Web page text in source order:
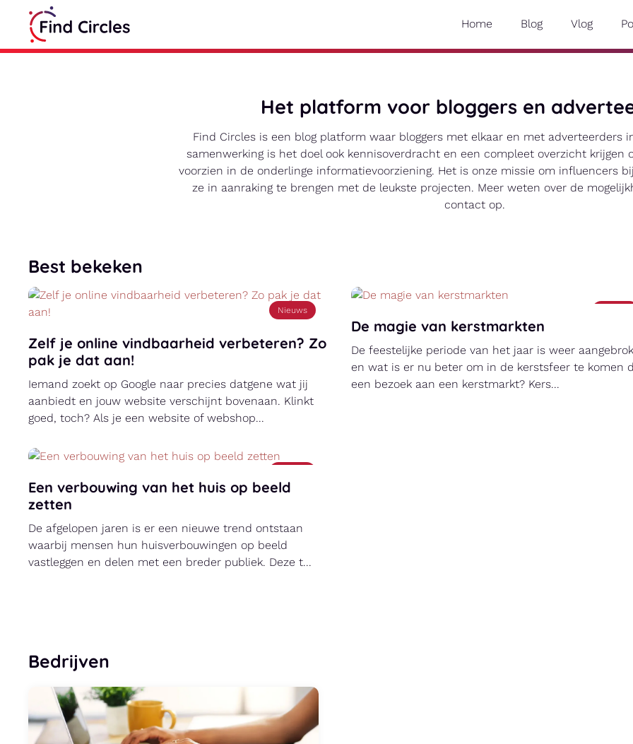
Home Blog Vlog
Het platform voor bloggers en
Find Circles is een blog platform waar bloggers met elkaar en met adverteerders
samenwerking is het doel ook kennisoverdracht en een compleet overzicht krijgen
voorzien in de onderlinge informatievoorziening. Het is onze missie om influencers
ze in aanraking te brengen met de leukste projecten. Meer weten over de
contact op.
Best bekeken
Nieuws
Zelf je online vindbaarheid verbeteren? Zo
pak je dat aan!
Iemand zoekt op Google naar precies datgene wat jij
aanbiedt en jouw website verschijnt bovenaan. Klinkt
goed, toch? Als je een website of webshop...
De magie van kerstmarkten
De feestelijke periode van het jaar is weer
en wat is er nu beter om in de kerstsfeer te komen
een bezoek aan een kerstmarkt? Kers...
Een verbouwing van het huis op beeld
zetten
De afgelopen jaren is er een nieuwe trend ontstaan
waarbij mensen hun huisverbouwingen op beeld
vastleggen en delen met een breder publiek. Deze t...
Bedrijven